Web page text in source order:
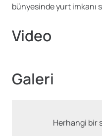
bünyesinde yurt imkanı
Video
Galeri
Herhangi bir